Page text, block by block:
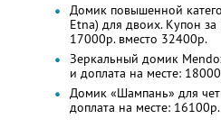
Домик повышенной
Etna) для двоих. Купон
17000р. вместо 32400р.
Зеркальный домик
и доплата на месте:
Домик «Шампань» для
доплата на месте: